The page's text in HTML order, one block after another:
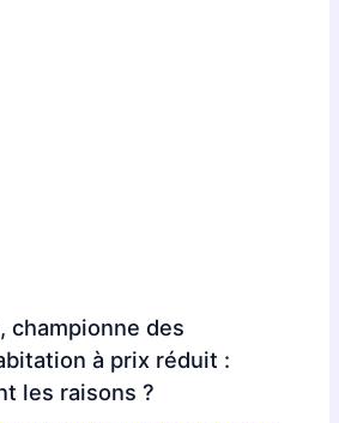
championne des
à prix réduit :
les raisons ?